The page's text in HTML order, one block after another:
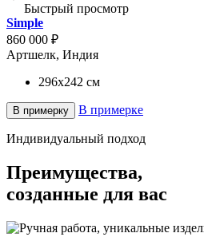
Быстрый просмотр
Simple
860 000 ₽
Артшелк, Индия
296x242 см
В примерку В примерке
Индивидуальный подход
Преимущества,
созданные для вас